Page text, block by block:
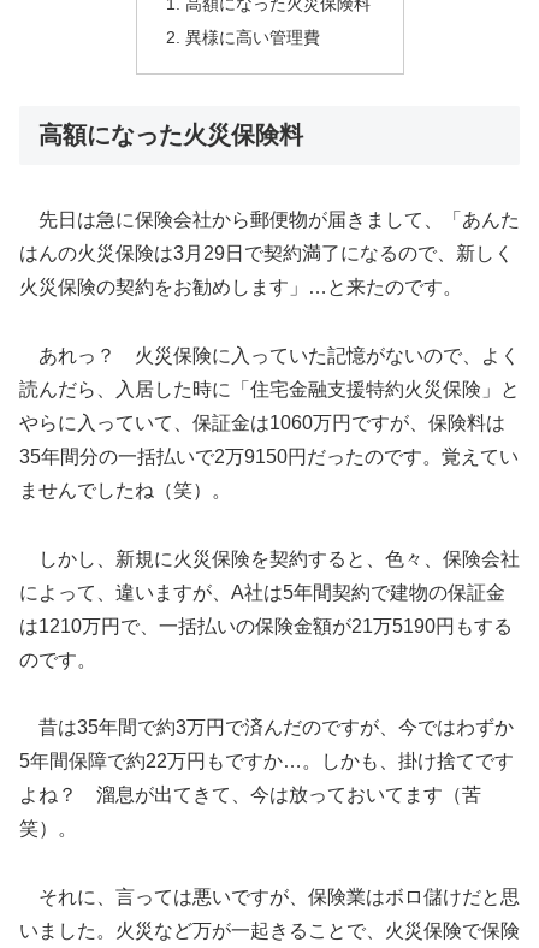
高額になった火災保険料
異様に高い管理費
高額になった火災保険料
先日は急に保険会社から郵便物が届きまして、「あんた
はんの火災保険は3月29日で契約満了になるので、新しく
火災保険の契約をお勧めします」…と来たのです。
あれっ？ 火災保険に入っていた記憶がないので、よく
読んだら、入居した時に「住宅金融支援特約火災保険」と
やらに入っていて、保証金は1060万円ですが、保険料は
35年間分の一括払いで2万9150円だったのです。覚えてい
ませんでしたね（笑）。
しかし、新規に火災保険を契約すると、色々、保険会社
によって、違いますが、A社は5年間契約で建物の保証金
は1210万円で、一括払いの保険金額が21万5190円もする
のです。
昔は35年間で約3万円で済んだのですが、今ではわずか
5年間保障で約22万円もですか…。しかも、掛け捨てです
よね？ 溜息が出てきて、今は放っておいてます（苦
笑）。
それに、言っては悪いですが、保険業はボロ儲けだと思
いました。火災など万が一起きることで、火災保険で保険